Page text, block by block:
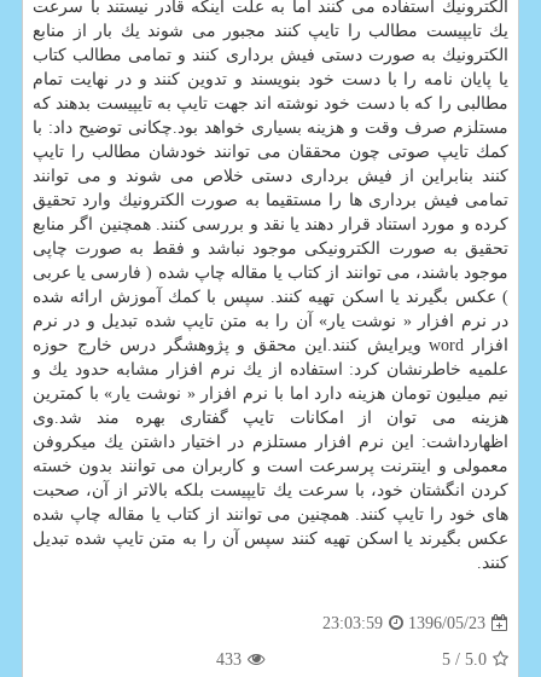
الكترونیك استفاده می كنند اما به علت اینكه قادر نیستند با سرعت
یك تایپیست مطالب را تایپ كنند مجبور می شوند یك بار از منابع
الكترونیك به صورت دستی فیش برداری كنند و تمامی مطالب كتاب
یا پایان نامه را با دست خود بنویسند و تدوین كنند و در نهایت تمام
مطالبی را كه با دست خود نوشته اند جهت تایپ به تایپیست بدهند كه
مستلزم صرف وقت و هزینه بسیاری خواهد بود.چكانی توضیح داد: با
كمك تایپ صوتی چون محققان می توانند خودشان مطالب را تایپ
كنند بنابراین از فیش برداری دستی خلاص می شوند و می توانند
تمامی فیش برداری ها را مستقیما به صورت الكترونیك وارد تحقیق
كرده و مورد استناد قرار دهند یا نقد و بررسی كنند. همچنین اگر منابع
تحقیق به صورت الكترونیكی موجود نباشد و فقط به صورت چاپی
موجود باشند، می توانند از كتاب یا مقاله چاپ شده ( فارسی یا عربی
) عكس بگیرند یا اسكن تهیه كنند. سپس با كمك آموزش ارائه شده
در نرم افزار « نوشت یار» آن را به متن تایپ شده تبدیل و در نرم
افزار word ویرایش كنند.این محقق و پژوهشگر درس خارج حوزه
علمیه خاطرنشان كرد: استفاده از یك نرم افزار مشابه حدود یك و
نیم میلیون تومان هزینه دارد اما با نرم افزار « نوشت یار» با كمترین
هزینه می توان از امكانات تایپ گفتاری بهره مند شد.وی
اظهارداشت: این نرم افزار مستلزم در اختیار داشتن یك میكروفن
معمولی و اینترنت پرسرعت است و كاربران می توانند بدون خسته
كردن انگشتان خود، با سرعت یك تایپیست بلكه بالاتر از آن، صحبت
های خود را تایپ كنند. همچنین می توانند از كتاب یا مقاله چاپ شده
عكس بگیرند یا اسكن تهیه كنند سپس آن را به متن تایپ شده تبدیل
كنند.
1396/05/23
23:03:59
5.0
/ 5
433